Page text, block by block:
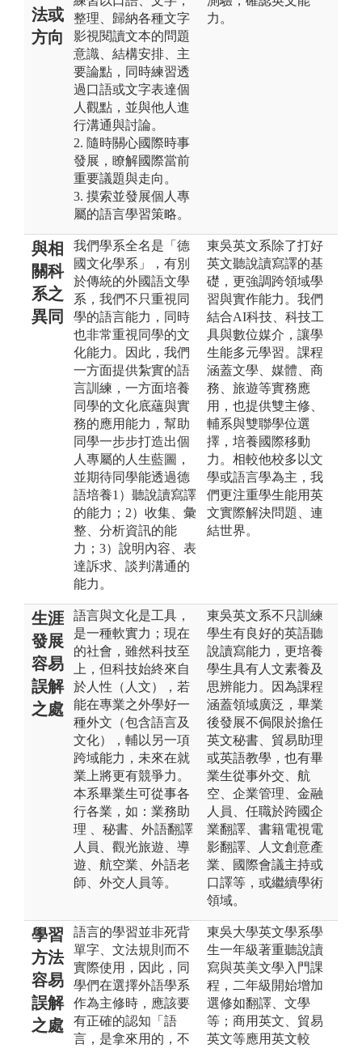
法或
方向
整理、歸納各種文字
影視閱讀文本的問題
意識、結構安排、主
要論點，同時練習透
過口語或文字表達個
人觀點，並與他人進
行溝通與討論。
2. 隨時關心國際時事
發展，瞭解國際當前
重要議題與走向。
3. 摸索並發展個人專
屬的語言學習策略。
力。
與相
關科
系之
異同
我們學系全名是「德
國文化學系」，有別
於傳統的外國語文學
系，我們不只重視同
學的語言能力，同時
也非常重視同學的文
化能力。因此，我們
一方面提供紮實的語
言訓練，一方面培養
同學的文化底蘊與實
務的應用能力，幫助
同學一步步打造出個
人專屬的人生藍圖，
並期待同學能透過德
語培養1）聽說讀寫譯
的能力；2）收集、彙
整、分析資訊的能
力；3）說明內容、表
達訴求、談判溝通的
能力。
東吳英文系除了打好
英文聽說讀寫譯的基
礎，更強調跨領域學
習與實作能力。我們
結合AI科技、科技工
具與數位媒介，讓學
生能多元學習。課程
涵蓋文學、媒體、商
務、旅遊等實務應
用，也提供雙主修、
輔系與雙聯學位選
擇，培養國際移動
力。相較他校多以文
學或語言學為主，我
們更注重學生能用英
文實際解決問題、連
結世界。
生涯
發展
容易
誤解
之處
語言與文化是工具，
是一種軟實力；現在
的社會，雖然科技至
上，但科技始終來自
於人性（人文），若
能在專業之外學好一
種外文（包含語言及
文化），輔以另一項
跨域能力，未來在就
業上將更有競爭力。
本系畢業生可從事各
行各業，如：業務助
理 、秘書、外語翻譯
人員、觀光旅遊、導
遊、航空業、外語老
師、外交人員等。
東吳英文系不只訓練
學生有良好的英語聽
說讀寫能力，更培養
學生具有人文素養及
思辨能力。因為課程
涵蓋領域廣泛，畢業
後發展不侷限於擔任
英文秘書、貿易助理
或英語教學，也有畢
業生從事外交、航
空、企業管理、金融
人員、任職於跨國企
業翻譯、書籍電視電
影翻譯、人文創意產
業、國際會議主持或
口譯等，或繼續學術
領域。
學習
方法
容易
誤解
之處
語言的學習並非死背
單字、文法規則而不
實際使用，因此，同
學們在選擇外語學系
作為主修時，應該要
有正確的認知「語
言，是拿來用的，不
東吳大學英文學系學
生一年級著重聽說讀
寫與英美文學入門課
程，二年級開始增加
選修如翻譯、文學
等；商用英文、貿易
英文等應用英文較